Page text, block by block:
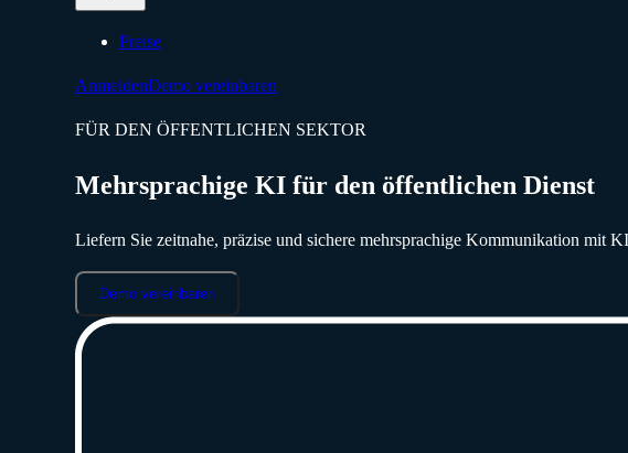
Preise
AnmeldenDemo vereinbaren
FÜR DEN ÖFFENTLICHEN SEKTOR
Mehrsprachige KI für den öffentlichen Dienst
Liefern Sie zeitnahe, präzise und sichere mehrsprachige Kommunikation mit
Demo vereinbaren